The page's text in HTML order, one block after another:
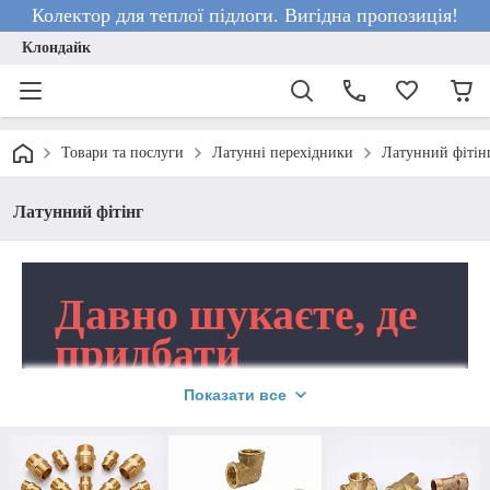
Колектор для теплої підлоги. Вигідна пропозиція!
Клондайк
Товари та послуги Латунні перехідники Латунний
Латунний фітінг
Давно шукаєте, де
придбати
латунний фітінг?
Ласкаво просимо в інтернет-
магазин “Клондайк”!
Показати все